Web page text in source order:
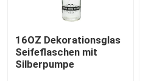
16OZ Dekorationsglas
Seifeflaschen mit
Silberpumpe